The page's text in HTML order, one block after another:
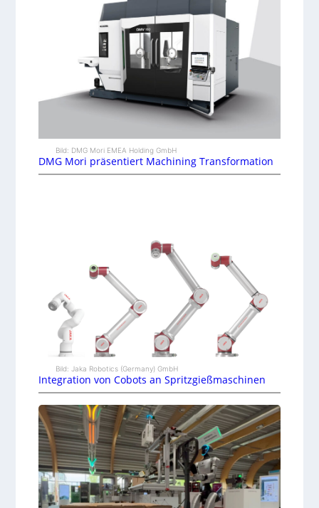
Bild: DMG Mori EMEA Holding GmbH
DMG Mori präsentiert Machining Transformation
Bild: Jaka Robotics (Germany) GmbH
Integration von Cobots an Spritzgießmaschinen